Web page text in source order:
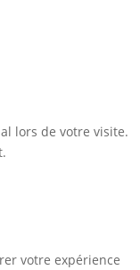
lors de votre visite.
votre expérience